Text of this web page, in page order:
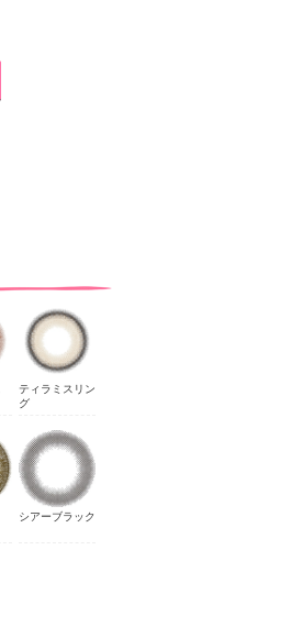
ティラミスリン
グ
シアーブラック